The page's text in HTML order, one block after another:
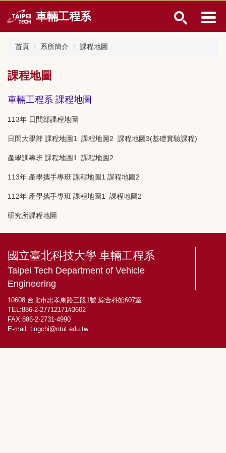
到
區
車輛工程系
首頁 系所簡介 課程地圖
課程地圖
車輛工程系 課程地圖
113年 日間部課程地圖
日間大學部 課程地圖1 課程地圖2 課程地圖3(基礎實驗課程)
產學訓專班 課程地圖1 課程地圖2
113年 產學攜手專班 課程地圖1 課程地圖2
112年 產學攜手專班 課程地圖1 課程地圖2
研究所課程地圖
國立臺北科技大學 車輛工程系
Taipei Tech Department of Vehicle
Engineering
10608 台北市忠孝東路三段1號 綜合科館607室
TEL:886-2-27712171#3602
FAX:886-2-2731-4990
E-mail: tingchi@ntut.edu.tw